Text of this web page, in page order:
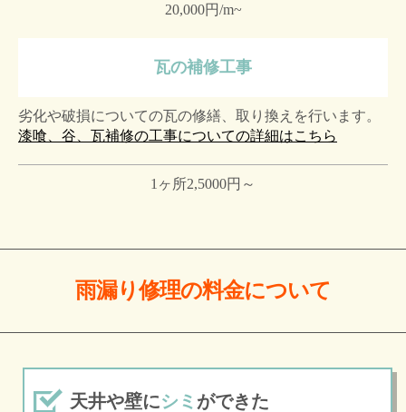
20,000円/m~
瓦の補修工事
劣化や破損についての瓦の修繕、取り換えを行います。
漆喰、谷、瓦補修の工事についての詳細はこちら
1ヶ所2,5000円～
雨漏り修理の料金について
天井や壁にシミ ができた